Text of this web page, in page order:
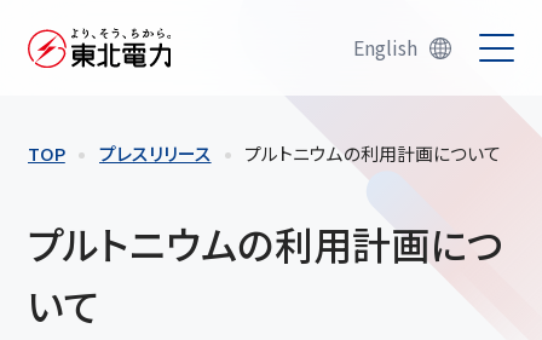
English
TOP プレスリリース プルトニウムの利用計画について
プルトニウムの利用計画につ
いて